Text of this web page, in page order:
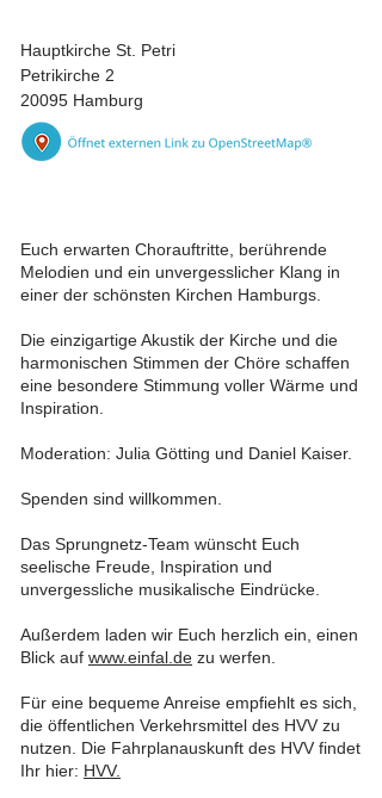
Hauptkirche St. Petri
Petrikirche 2
20095 Hamburg
Euch erwarten Chorauftritte, berührende
Melodien und ein unvergesslicher Klang in
einer der schönsten Kirchen Hamburgs.
Die einzigartige Akustik der Kirche und die
harmonischen Stimmen der Chöre schaffen
eine besondere Stimmung voller Wärme und
Inspiration.
Moderation: Julia Götting und Daniel Kaiser.
Spenden sind willkommen.
Das Sprungnetz-Team wünscht Euch
seelische Freude, Inspiration und
unvergessliche musikalische Eindrücke.
Außerdem laden wir Euch herzlich ein, einen
Blick auf www.einfal.de zu werfen.
Für eine bequeme Anreise empfiehlt es sich,
die öffentlichen Verkehrsmittel des HVV zu
nutzen. Die Fahrplanauskunft des HVV findet
Ihr hier: HVV.